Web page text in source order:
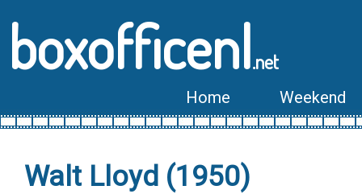
boxofficenl.net
Home Weekend
Walt Lloyd (1950)